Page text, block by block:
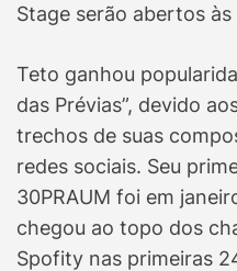
Stage serão abertos às
Teto ganhou
das Prévias”, devido
trechos de suas
redes sociais. Seu
30PRAUM foi em
chegou ao topo dos
Spofity nas primeiras